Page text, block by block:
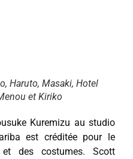
Haruto, Masaki, Hotel
et Kiriko
Kuremizu au studio
est créditée pour le
et des costumes. Scott